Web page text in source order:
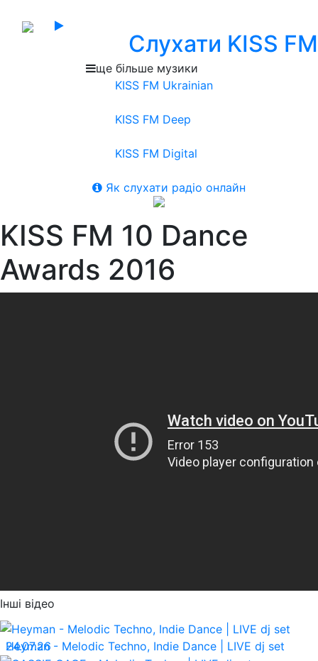
Слухати KISS FM
ще більше музики
KISS FM Ukrainian
KISS FM Deep
KISS FM Digital
Як слухати радіо онлайн
KISS FM 10 Dance
Awards 2016
Інші відео
24.07.26
Heyman - Melodic Techno, Indie Dance | LIVE dj set